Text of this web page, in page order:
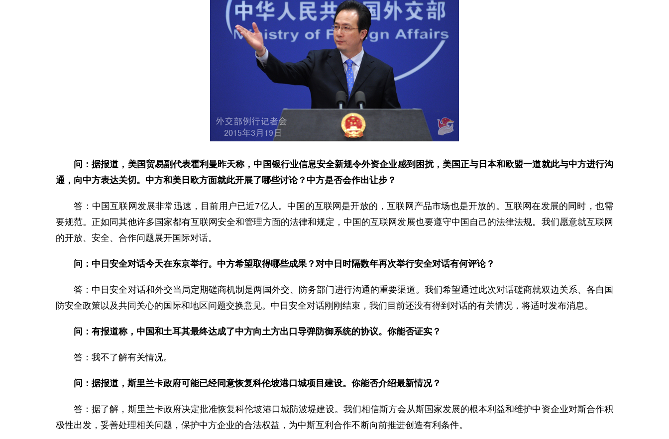
问：据报道，美国贸易副代表霍利曼昨天称，中国银行业信息安全新规令外资企业感到困扰，美国正与日本和欧盟一道就此与中方进行沟
通，向中方表达关切。中方和美日欧方面就此开展了哪些讨论？中方是否会作出让步？
答：中国互联网发展非常迅速，目前用户已近7亿人。中国的互联网是开放的，互联网产品市场也是开放的。互联网在发展的同时，也需
要规范。正如同其他许多国家都有互联网安全和管理方面的法律和规定，中国的互联网发展也要遵守中国自己的法律法规。我们愿意就互联网
的开放、安全、合作问题展开国际对话。
问：中日安全对话今天在东京举行。中方希望取得哪些成果？对中日时隔数年再次举行安全对话有何评论？
答：中日安全对话和外交当局定期磋商机制是两国外交、防务部门进行沟通的重要渠道。我们希望通过此次对话磋商就双边关系、各自国
防安全政策以及共同关心的国际和地区问题交换意见。中日安全对话刚刚结束，我们目前还没有得到对话的有关情况，将适时发布消息。
问：有报道称，中国和土耳其最终达成了中方向土方出口导弹防御系统的协议。你能否证实？
答：我不了解有关情况。
问：据报道，斯里兰卡政府可能已经同意恢复科伦坡港口城项目建设。你能否介绍最新情况？
答：据了解，斯里兰卡政府决定批准恢复科伦坡港口城防波堤建设。我们相信斯方会从斯国家发展的根本利益和维护中资企业对斯合作积
极性出发，妥善处理相关问题，保护中方企业的合法权益，为中斯互利合作不断向前推进创造有利条件。